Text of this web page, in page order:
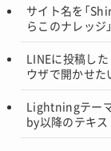
サイト名を「
らこのナレッジ
LINEに投稿し
ウザで開かせた
Lightningテー
by以降のテキ